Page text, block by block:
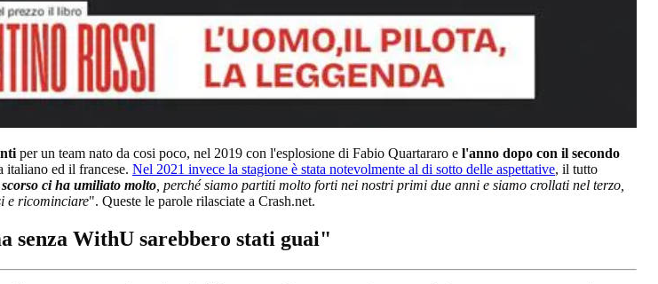
per un team nato da cosi poco, nel 2019 con l'esplosione di Fabio Quartararo e l'anno dopo con il secondo
italiano ed il francese. Nel 2021 invece la stagione è stata notevolmente al di sotto delle aspettative, il tutto
ci ha umiliato molto , perché siamo partiti molto forti nei nostri primi due anni e siamo crollati nel terzo,
e ricominciare". Queste le parole rilasciate a Crash.net.
senza WithU sarebbero stati guai"